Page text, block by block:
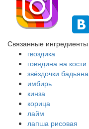
Связанные ингредиенты
гвоздика
говядина на кости
звёздочки бадьяна
имбирь
кинза
корица
лайм
лапша рисовая